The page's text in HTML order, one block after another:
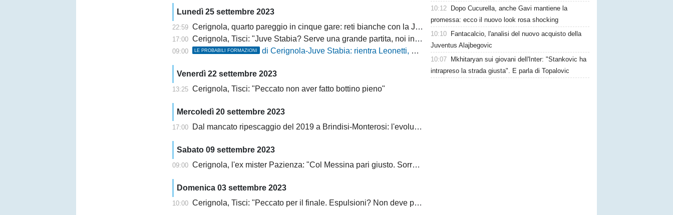
Lunedì 25 settembre 2023
22:59 Cerignola, quarto pareggio in cinque gare: reti bianche con la Juve Stabia
17:00 Cerignola, Tisci: "Juve Stabia? Serve una grande partita, noi in crescita"
09:00 LE PROBABILI FORMAZIONI di Cerignola-Juve Stabia: rientra Leonetti, out Bentivegna
Venerdì 22 settembre 2023
13:25 Cerignola, Tisci: "Peccato non aver fatto bottino pieno"
Mercoledì 20 settembre 2023
17:00 Dal mancato ripescaggio del 2019 a Brindisi-Monterosi: l'evoluzione del "Monterisi"
Sabato 09 settembre 2023
09:00 Cerignola, l'ex mister Pazienza: "Col Messina pari giusto. Sorrento non va sottovalutato"
Domenica 03 settembre 2023
10:00 Cerignola, Tisci: "Peccato per il finale. Espulsioni? Non deve più accadere"
10:12
Dopo Cucurella, anche Gavi mantiene la
promessa: ecco il nuovo look rosa shocking
10:10
Fantacalcio, l'analisi del nuovo acquisto della
Juventus Alajbegovic
10:07
Mkhitaryan sui giovani dell'Inter: "Stankovic ha
intrapreso la strada giusta". E parla di Topalovic